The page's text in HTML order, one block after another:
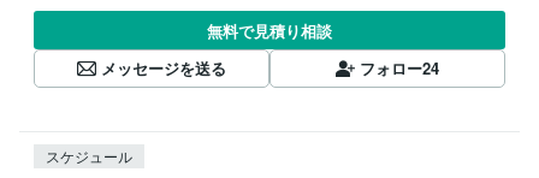
無料で見積り相談
メッセージを送る
フォロー24
スケジュール